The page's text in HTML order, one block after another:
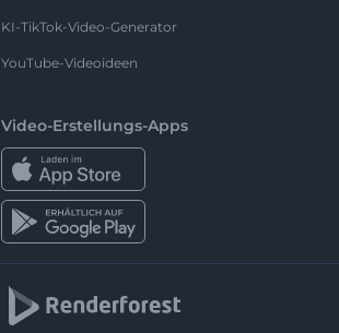
KI-TikTok-Video-Generator
YouTube-Videoideen
Video-Erstellungs-Apps